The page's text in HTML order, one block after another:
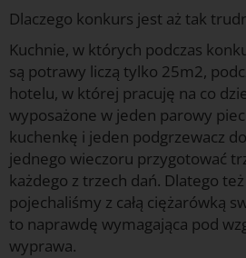
Dlaczego konkurs jest aż tak
Kuchnie, w których podczas
są potrawy liczą tylko 25m2,
hotelu, w której pracuję na co
wyposażone w jeden parowy
kuchenkę i jeden podgrzewacz
jednego wieczoru przygotować
każdego z trzech dań. Dlatego
pojechaliśmy z całą ciężarówką
to naprawdę wymagająca pod
wyprawa.